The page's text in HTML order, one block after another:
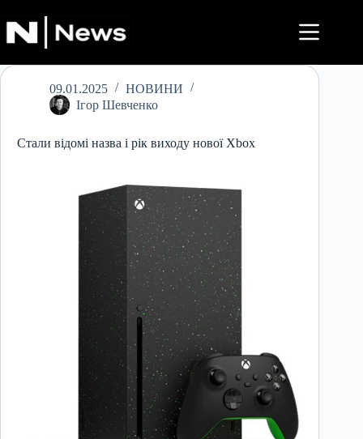
до
вмісту
09.01.2025
НОВИНИ
Ігор Шевченко
Стали відомі назва і рік виходу нової Xbox